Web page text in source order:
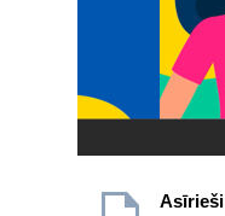
Asīrieši